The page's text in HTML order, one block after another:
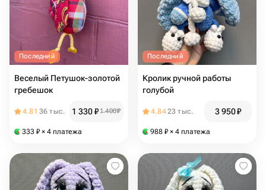
Последний
Веселый Петушок-золотой
гребешок
4.81 36 тыс. 1 330₽1 400₽
333 ₽ × 4 платежа
Последний
Кролик ручной работы
голубой
4.8423 тыс. 3 950₽
988 ₽ × 4 платежа